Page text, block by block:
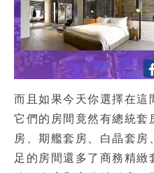
而且如果今天你選擇在這
它們的房間竟然有總統套
房、期艦套房、白晶套房
足的房間還多了商務精緻